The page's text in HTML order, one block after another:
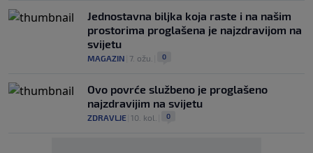
Jednostavna biljka koja raste i na našim
prostorima proglašena je najzdravijom na
svijetu
MAGAZIN 7. ožu. 0
Ovo povrće službeno je proglašeno
najzdravijim na svijetu
ZDRAVLJE 10. kol. 0